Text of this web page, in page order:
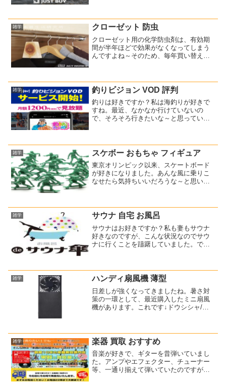
回しか使っていないようなほぼ新品状態
の物も多いことが...
雑学 クローゼット 防虫
クローゼット用の化学防虫剤は、有効期
間が半年ほどで効果がなくなってしまう
んですよね～そのため、毎年買い替えて
我が家では、最近これに変...
雑学 釣りビジョン VOD 評判
釣りは好きですか？私は海釣りが好きで
すね。最近、なかなか行けていないの
で、そろそろ行きたいな～と思っていま
いんですよ(^^)【釣りビ...
雑学 スケボー おもちゃ フィギュア
東京オリンピック以来、スケートボード
が好きになりました。あんな風に乗りこ
なせたら気持ちいいだろうな～と思いま
はなりました。トリック（技）も色々と
種類があるようで、難しそ...
雑学 サウナ 自宅 お風呂
サウナはお好きですか？私も妻もサウナ
好きなのですが、こんな状況なのでサウ
ナに行くことを躊躇していました。で？
簡単にサ...
雑学 ハンディ扇風機 薄型
日差しが強くなってきましたね。暑さ対
策の一環として、最近購入したミニ扇風
機があります。これです↓ドウシシャ/ジ
薄型のスタイリ...
雑学 楽器 買取 おすすめ
音楽が好きで、ギターを昔弾いていまし
た。アンプやエフェクター、チューナー
等、一通り揃えて弾いていたのですが、